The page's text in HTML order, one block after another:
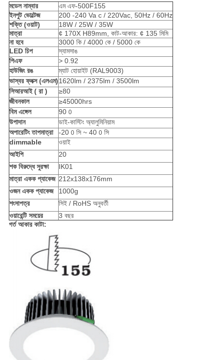
মডেল নাম্বার
এম এফ-500F155
ইনপুট ভোল্টেজ
200 -240 Va c / 220Vac, 50Hz / 60Hz
শক্তি (ওয়াট)
18W / 25W / 35W
মাত্রা
¢ 170X H89mm, কাট-আকার: ¢ 135 মিমি
না হবে
3000 কি / 4000 কে / 5000 কে
LED চিপ
স্যামসাঙ
পিএফ
> 0.92
হাউজিং রঙ
ম্যাট হোয়াইট (RAL9003)
ভাস্বর ফ্লক্স (এলএম)1620lm / 2375lm / 3500lm
সিআরআই ( রা )
≥80
জীবনকাল
≥45000hrs
বিম এঙ্গেল
90 0
উপাদান
ডাই-কাস্টিং অ্যালুমিনিয়াম
অপারেটিং তাপমাত্রা
-20 0সি ~ 40 0সি
dimmable
ওয়াই
আইপি
20
শক বিরুদ্ধে সুরক্ষা
IK01
মাত্রা একক প্যাকেজ 212x138x176mm
ওজন একক প্যাকেজ
1000g
শংসাপত্র
সিই / RoHS অনুবর্তী
ওয়ারেন্টি সময়ের
3 বছর
গর্ত আকার কাটা: